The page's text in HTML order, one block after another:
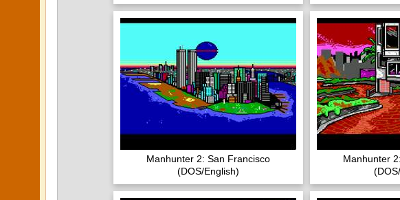
Manhunter
Manhunter 2: San Francisco
(DOS/English)